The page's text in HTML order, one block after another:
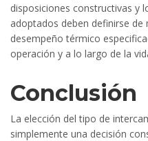
disposiciones constructivas y
adoptados deben definirse de
desempeño térmico
operación y a lo largo de la
Conclusión
La elección del tipo de
simplemente una decisión